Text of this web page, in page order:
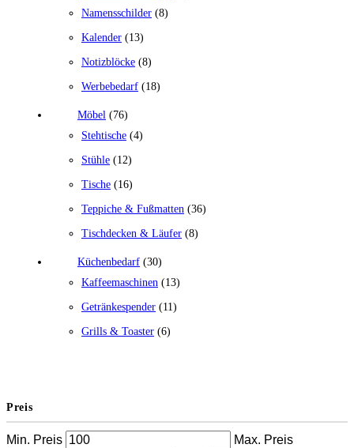
Namensschilder (8)
Kalender (13)
Notizblöcke (8)
Werbebedarf (18)
Möbel (76)
Stehtische (4)
Stühle (12)
Tische (16)
Teppiche & Fußmatten (36)
Tischdecken & Läufer (8)
Küchenbedarf (30)
Kaffeemaschinen (13)
Getränkespender (11)
Grills & Toaster (6)
Preis
Min. Preis Max. Preis